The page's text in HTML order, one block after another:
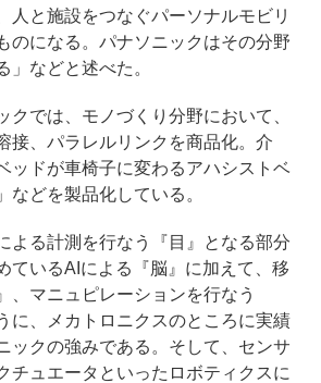
人と施設をつなぐパーソナルモビリ
のになる。パナソニックはその分野
」などと述べた。
では、モノづくり分野において、
接、パラレルリンクを商品化。介
ッドが車椅子に変わるアハシストベ
などを製品化している。
よる計測を行なう『目』となる部分
ているAIによる『脳』に加えて、移
、マニュピレーションを行なう
に、メカトロニクスのところに実績
ックの強みである。そして、センサ
チュエータといったロボティクスに